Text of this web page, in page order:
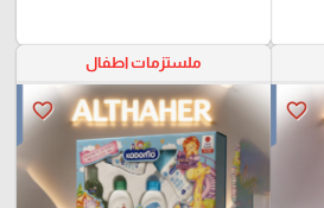
favorite_border
ملستزمات اطفال
favorite_border